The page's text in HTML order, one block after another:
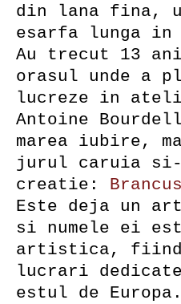
din lana fina,
esarfa lunga in
Au trecut 13
orasul unde a
lucreze in
Antoine
marea iubire,
jurul caruia
creatie:
Este deja un
si numele ei
artistica, fiind
lucrari
estul de Europa.